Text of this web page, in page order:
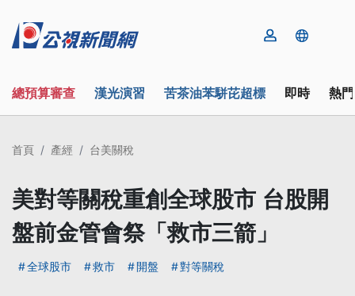
總預算審查 漢光演習 苦茶油苯駢芘超標 即時 熱
首頁 產經 台美關稅
美對等關稅重創全球股市 台股開
盤前金管會祭「救市三箭」
全球股市 救市 開盤 對等關稅